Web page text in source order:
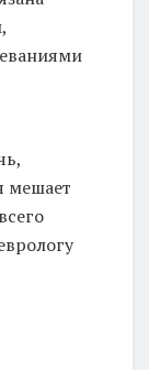
мешает